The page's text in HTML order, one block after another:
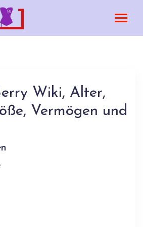
Wiki, Alter,
Vermögen und